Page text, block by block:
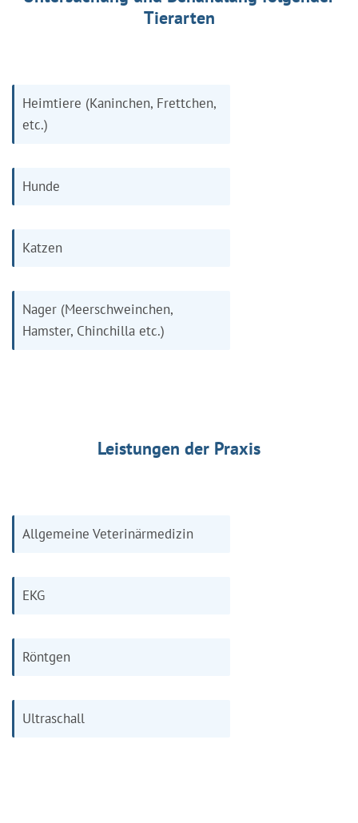
Tierarten
Heimtiere (Kaninchen, Frettchen,
etc.)
Hunde
Katzen
Nager (Meerschweinchen,
Hamster, Chinchilla etc.)
Leistungen der Praxis
Allgemeine Veterinärmedizin
EKG
Röntgen
Ultraschall